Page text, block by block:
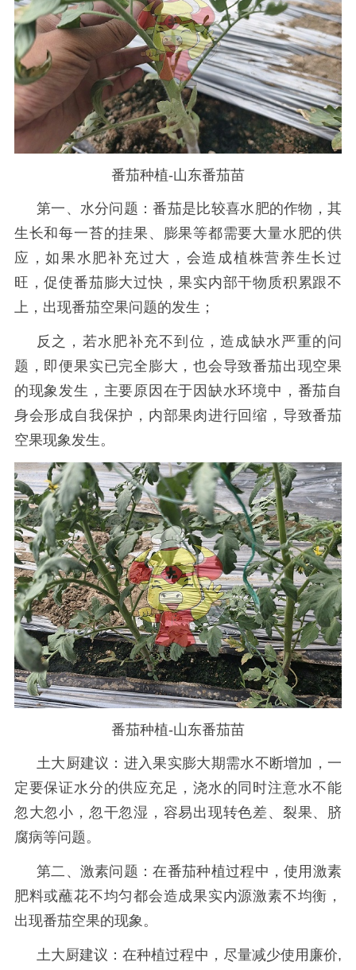
番茄种植-山东番茄苗
第一、水分问题：番茄是比较喜水肥的作物，其
生长和每一苔的挂果、膨果等都需要大量水肥的供
应，如果水肥补充过大，会造成植株营养生长过
旺，促使番茄膨大过快，果实内部干物质积累跟不
上，出现番茄空果问题的发生；
反之，若水肥补充不到位，造成缺水严重的问
题，即便果实已完全膨大，也会导致番茄出现空果
的现象发生，主要原因在于因缺水环境中，番茄自
身会形成自我保护，内部果肉进行回缩，导致番茄
空果现象发生。
番茄种植-山东番茄苗
土大厨建议：进入果实膨大期需水不断增加，一
定要保证水分的供应充足，浇水的同时注意水不能
忽大忽小，忽干忽湿，容易出现转色差、裂果、脐
腐病等问题。
第二、激素问题：在番茄种植过程中，使用激素
肥料或蘸花不均匀都会造成果实内源激素不均衡，
出现番茄空果的现象。
土大厨建议：在种植过程中，尽量减少使用廉价,